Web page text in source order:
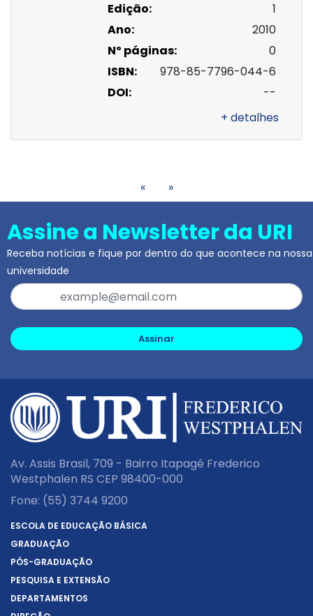
Edição:
1
Ano:
2010
Nº páginas:
0
ISBN:
978-85-7796-044-6
DOI:
--
+ detalhes
« »
Assine a Newsletter da URI
Receba notícias e fique por dentro do que acontece na nossa
universidade
Assinar
Av. Assis Brasil, 709 - Bairro Itapagé Frederico
Westphalen RS CEP 98400-000
Fone: (55) 3744 9200
ESCOLA DE EDUCAÇÃO BÁSICA
GRADUAÇÃO
PÓS-GRADUAÇÃO
PESQUISA E EXTENSÃO
DEPARTAMENTOS